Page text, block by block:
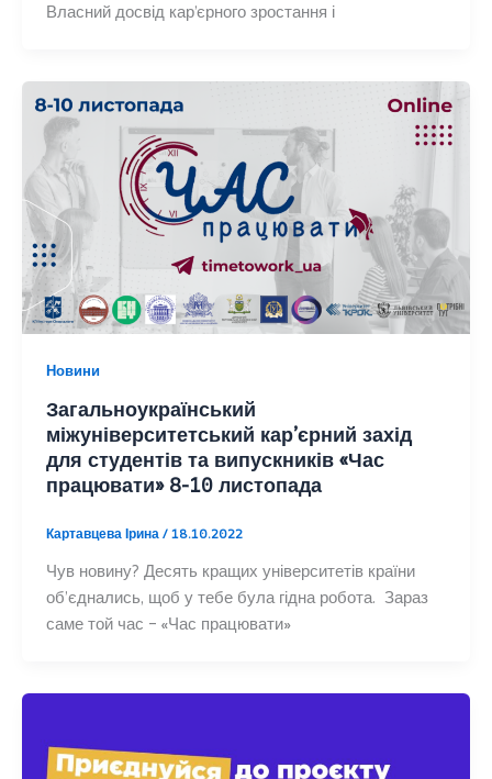
Власний досвід карʼєрного зростання і
Новини
Загальноукраїнський
міжуніверситетський кар’єрний захід
для студентів та випускників «Час
працювати» 8-10 листопада
Картавцева Ірина/18.10.2022
Чув новину? Десять кращих університетів країни
об’єднались, щоб у тебе була гідна робота. Зараз
саме той час – «Час працювати»